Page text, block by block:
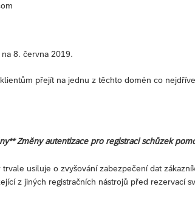
8. června 2019.
přejít na jednu z těchto domén co
Změny autentizace pro registraci schůzek
usiluje o zvyšování zabezpečení dat
z jiných registračních nástrojů před rezervací